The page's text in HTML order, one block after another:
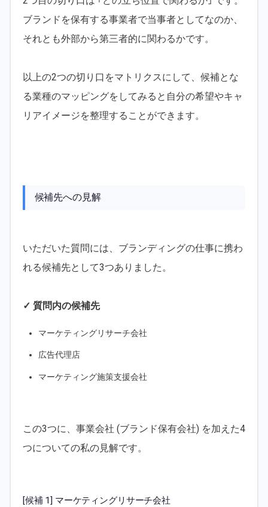
ブランドを保有する事業者で当事者としてなのか、
それとも外部から第三者的に関わるかです。
以上の2つの切り口をマトリクスにして、候補とな
る業種のマッピングをしてみると自分の希望やキャ
リアイメージを整理することができます。
候補先への見解
いただいた質問には、ブランディングの仕事に携わ
れる候補先として3つありました。
✓ 質問内の候補先
マーケティングリサーチ会社
広告代理店
マーケティング施策支援会社
この3つに、事業会社 (ブランド保有会社) を加えた4
つについての私の見解です。
[候補 1] マーケティングリサーチ会社